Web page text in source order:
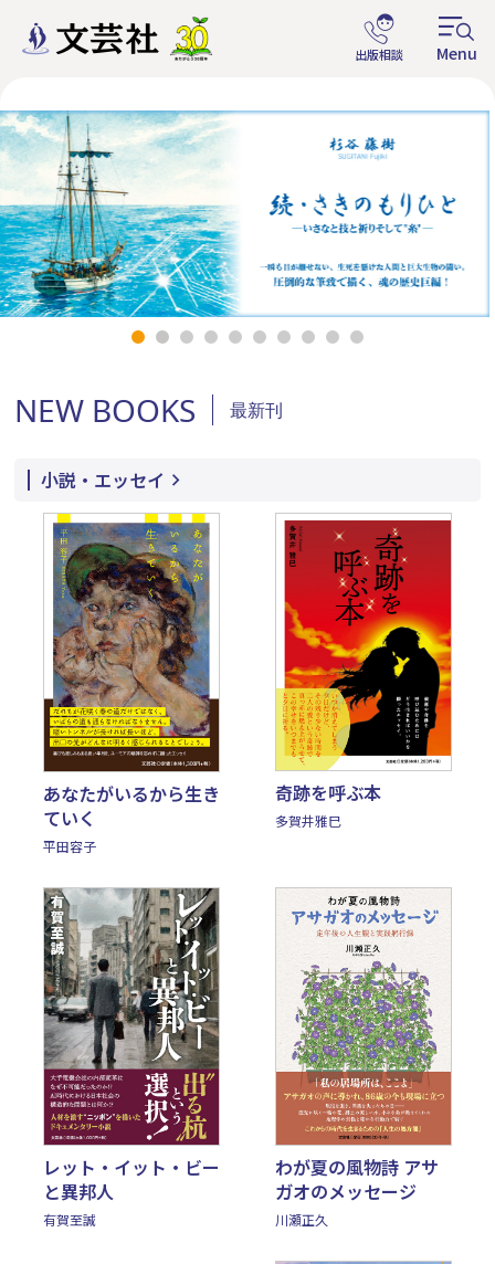
NEW BOOKS 最新刊
小説・エッセイ
あなたがいるから生き
ていく
平田容子
奇跡を呼ぶ本
多賀井雅巳
レット・イット・ビー
と異邦人
有賀至誠
わが夏の風物詩 アサ
ガオのメッセージ
川瀬正久